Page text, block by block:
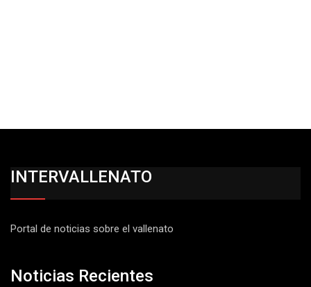
INTERVALLENATO
Portal de noticias sobre el vallenato
Noticias Recientes